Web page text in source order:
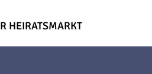
HEIRATSMARKT